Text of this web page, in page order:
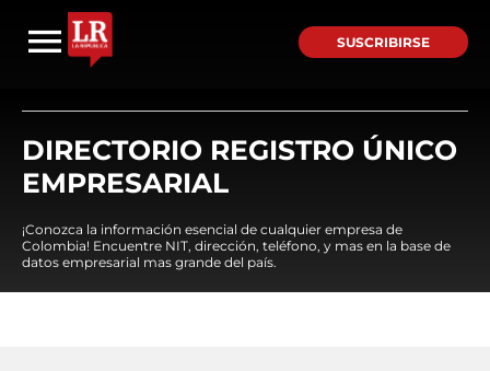
SUSCRIBIRSE
DIRECTORIO REGISTRO ÚNICO
EMPRESARIAL
¡Conozca la información esencial de cualquier empresa de
Colombia! Encuentre NIT, dirección, teléfono, y mas en la base de
datos empresarial mas grande del país.